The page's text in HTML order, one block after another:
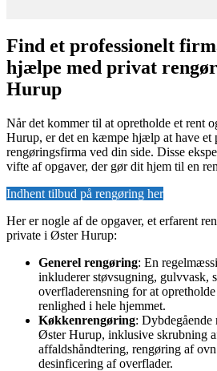
Find et professionelt
hjælpe med privat
Hurup
Når det kommer til at opretholde et rent
Hurup, er det en kæmpe hjælp at have et
rengøringsfirma ved din side. Disse
vifte af opgaver, der gør dit hjem til en
Indhent tilbud på rengøring her
Her er nogle af de opgaver, et erfarent
private i Øster Hurup:
Generel rengøring: En
inkluderer støvsugning, gulvvask,
overfladerensning for at
renlighed i hele hjemmet.
Køkkenrengøring:
Øster Hurup, inklusive skrubning
affaldshåndtering, rengøring af
desinficering af overflader.